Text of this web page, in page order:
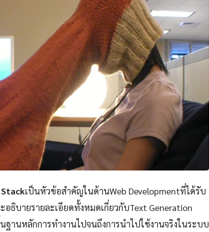
เป็นหัวข้อสำคัญในด้านWeb Developmentที่ได้รับ
ธิบายรายละเอียดทั้งหมดเกี่ยวกับText Generation
านหลักการทำงานไปจนถึงการนำไปใช้งานจริงในระบบ